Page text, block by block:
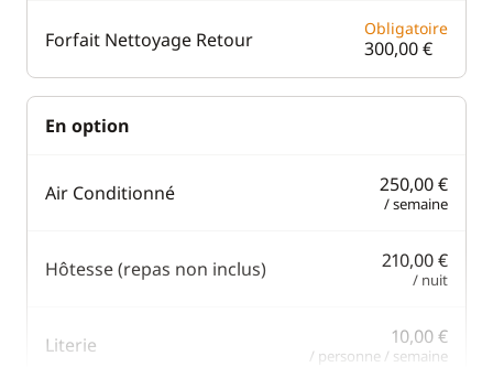
Forfait Nettoyage Retour Obligatoire
300,00 €
En option
Air Conditionné 250,00 €
/ semaine
Hôtesse (repas non inclus) 210,00 €
/ nuit
Literie 10,00 €
/ personne / semaine